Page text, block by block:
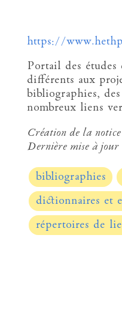
https://
Portail des
différents aux
bibliographies,
nombreux liens
Création de la
Dernière mise à jour
bibliographies
dictionnaires et
répertoires de